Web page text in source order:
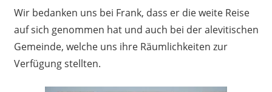
Wir bedanken uns bei Frank, dass er die weite Reise
auf sich genommen hat und auch bei der alevitischen
Gemeinde, welche uns ihre Räumlichkeiten zur
Verfügung stellten.